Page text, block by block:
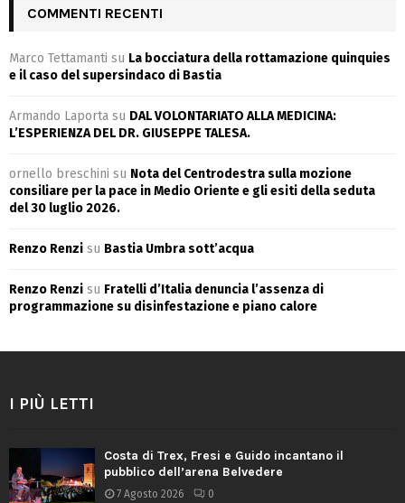
COMMENTI RECENTI
Marco Tettamanti su La bocciatura della rottamazione quinquies
e il caso del supersindaco di Bastia
Armando Laporta su DAL VOLONTARIATO ALLA MEDICINA:
L’ESPERIENZA DEL DR. GIUSEPPE TALESA.
ornello breschini su Nota del Centrodestra sulla mozione
consiliare per la pace in Medio Oriente e gli esiti della seduta
del 30 luglio 2026.
Renzo Renzi su Bastia Umbra sott’acqua
Renzo Renzi su Fratelli d’Italia denuncia l’assenza di
programmazione su disinfestazione e piano calore
I PIÙ LETTI
Costa di Trex, Fresi e Guido incantano il
pubblico dell’arena Belvedere
7 Agosto 2026 0